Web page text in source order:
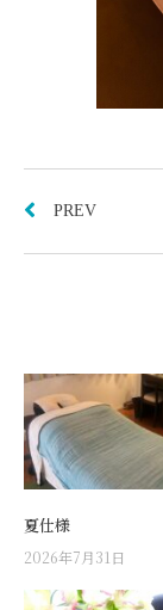
PREV
夏仕様
2026年7月31日